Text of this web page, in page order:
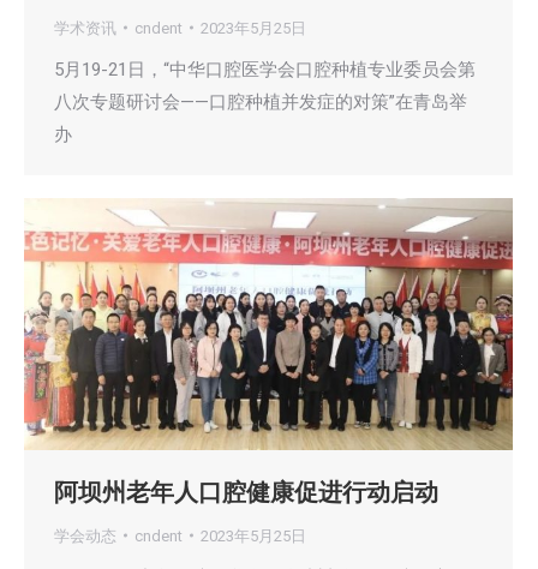
学术资讯 cndent 2023年5月25日
5月19-21日，“中华口腔医学会口腔种植专业委员会第
八次专题研讨会——口腔种植并发症的对策”在青岛举
办
阿坝州老年人口腔健康促进行动启动
学会动态 cndent 2023年5月25日